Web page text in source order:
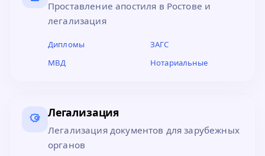
Проставление апостиля в Ростове и
легализация
Дипломы
ЗАГС
МВД
Нотариальные
Легализация
Легализация документов для зарубежных
органов